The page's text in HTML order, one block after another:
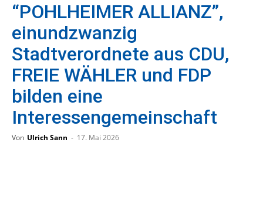
Zeitung
“POHLHEIMER ALLIANZ”,
einundzwanzig
Stadtverordnete aus CDU,
FREIE WÄHLER und FDP
bilden eine
Interessengemeinschaft
Von Ulrich Sann - 17. Mai 2026